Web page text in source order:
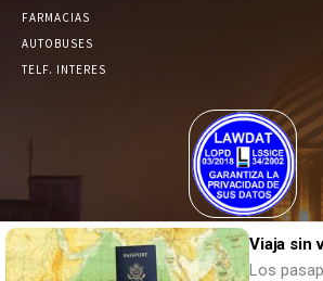
FARMACIAS
AUTOBUSES
TELF. INTERES
El Periódico de Yecla alcanza un grado más
tratamiento de susViaja sin
Los